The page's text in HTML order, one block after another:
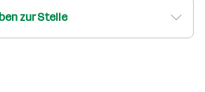
zur Stelle